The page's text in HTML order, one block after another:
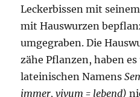
Leckerbissen mit
mit Hauswurzen
umgegraben. Die
zähe Pflanzen, haben
lateinischen Namens
immer, vivum = lebend)